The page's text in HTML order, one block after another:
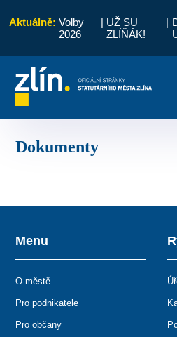
Aktuálně: Volby
2026
| UŽ SU
ZLÍŇÁK!
|
vyřídit
Dokumenty
Menu
O městě
Pro podnikatele
Pro občany